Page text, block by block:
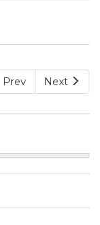
Prev Next